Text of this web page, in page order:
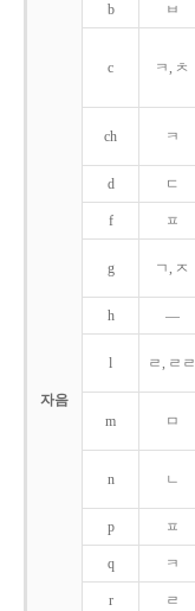
자음
b ㅂ
c ㅋ, ㅊ
ch ㅋ
d ㄷ
f ㅍ
g ㄱ, ㅈ
h ―
l ㄹ, ㄹㄹ
m ㅁ
n ㄴ
p ㅍ
q ㅋ
r ㄹ